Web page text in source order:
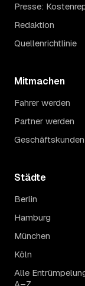
Presse:
Redaktion
Quellenrichtlinie
Mitmachen
Fahrer werden
Partner werden
Geschäftskunden
Städte
Berlin
Hamburg
München
Köln
Alle